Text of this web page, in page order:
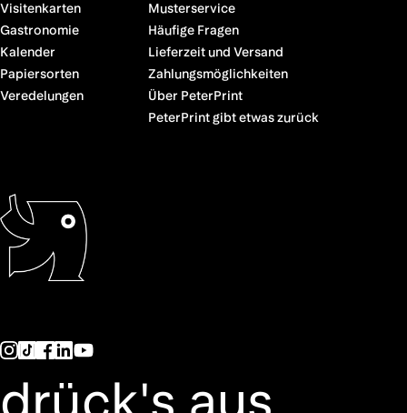
Visitenkarten
Gastronomie
Kalender
Papiersorten
Veredelungen
Musterservice
Häufige Fragen
Lieferzeit und Versand
Zahlungsmöglichkeiten
Über PeterPrint
PeterPrint gibt etwas zurück